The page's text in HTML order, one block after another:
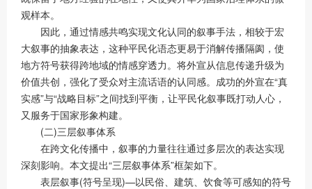
观样本。
因此，通过情感共鸣实现文化认同的叙事手法，相较于宏
大叙事的抽象表达，这种平民化语态更易于消解传播隔阂，使
地方符号获得跨地域的情感穿透力。将外宣从信息传递升级为
价值共创，强化了受众对主流话语的认同感。成功的外宣在“真
实感”与“战略目标”之间找到平衡，让平民化叙事既打动人心，
又服务于国家形象构建。
(二)三层叙事体系
在跨文化传播中，叙事的力量往往通过多层次的表达实现
深刻影响。本文提出“三层叙事体系”框架如下。
表层叙事(符号呈现)—以民俗、建筑、饮食等可感知的符号